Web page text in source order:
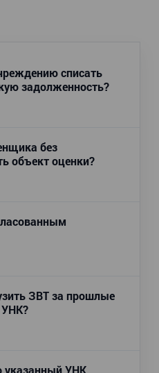
списать
задолженность?
без
объект оценки?
ЗВТ за прошлые
УНК?
указанный УНК